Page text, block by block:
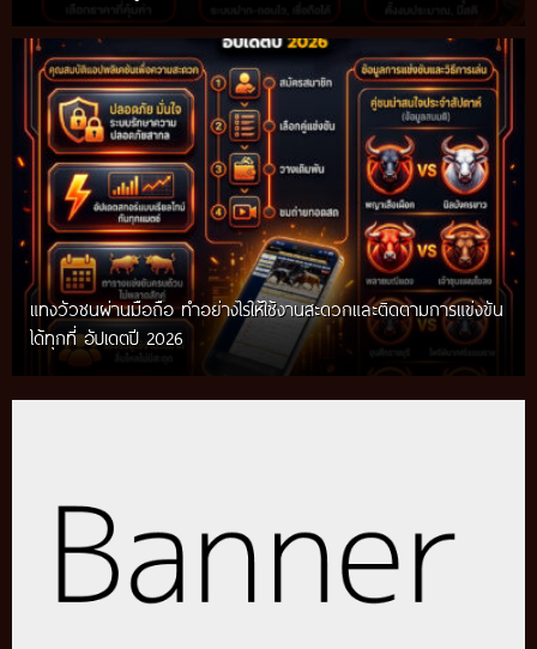
แทงวัวชนผ่านมือถือ ทำอย่างไรให้ใช้งานสะดวกและติดตามการแข่งขัน
ได้ทุกที่ อัปเดตปี 2026